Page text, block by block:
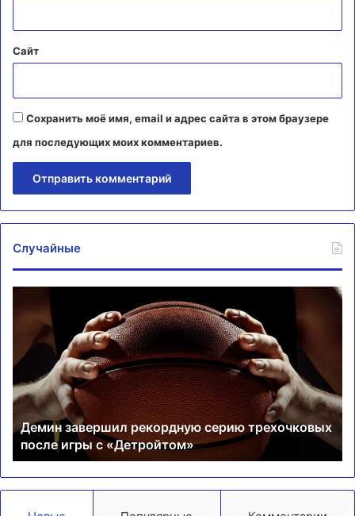
Сайт
Сохранить моё имя, email и адрес сайта в этом браузере
для последующих моих комментариев.
Случайные
завершил
рекордную
серию
трехочковых
после
игры
«Детройтом»
Демин завершил рекордную серию трехочковых
после игры с «Детройтом»